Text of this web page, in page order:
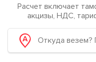
Расчет включает
акцизы, НДС,